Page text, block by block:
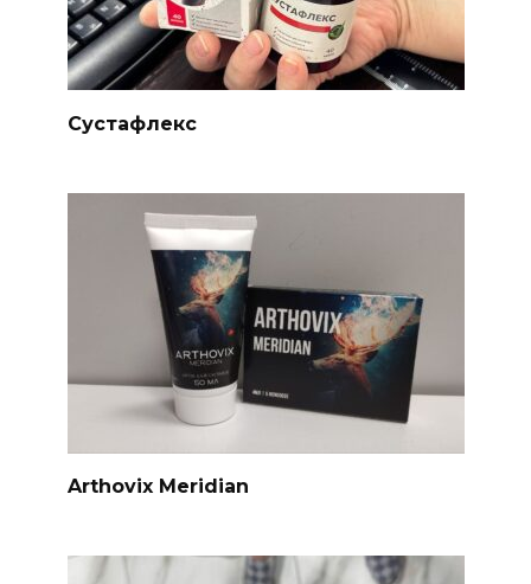
Сустафлекс
Arthovix Meridian